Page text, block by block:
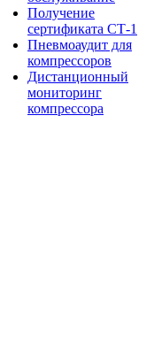
Получение
сертификата СТ-1
Пневмоаудит для
компрессоров
Дистанционный
мониторинг
компрессора